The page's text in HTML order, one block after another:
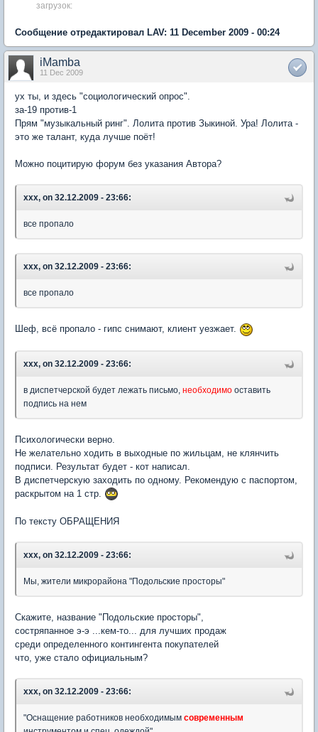
загрузок:
Сообщение отредактировал LAV: 11 December 2009 - 00:24
iMamba
11 Dec 2009
ух ты, и здесь "социологический опрос".
за-19 против-1
Прям "музыкальный ринг". Лолита против Зыкиной. Ура! Лолита -
это же талант, куда лучше поёт!
Можно поцитирую форум без указания Автора?
xxx, on 32.12.2009 - 23:66:
все пропало
xxx, on 32.12.2009 - 23:66:
все пропало
Шеф, всё пропало - гипс снимают, клиент уезжает.
xxx, on 32.12.2009 - 23:66:
в диспетчерской будет лежать письмо, необходимо оставить
подпись на нем
Психологически верно.
Не желательно ходить в выходные по жильцам, не клянчить
подписи. Результат будет - кот написал.
В диспетчерскую заходить по одному. Рекомендую с паспортом,
раскрытом на 1 стр.
По тексту ОБРАЩЕНИЯ
xxx, on 32.12.2009 - 23:66:
Мы, жители микрорайона "Подольские просторы"
Скажите, название "Подольские просторы",
состряпанное э-э ...кем-то... для лучших продаж
среди определенного контингента покупателей
что, уже стало официальным?
xxx, on 32.12.2009 - 23:66:
"Оснащение работников необходимым современным